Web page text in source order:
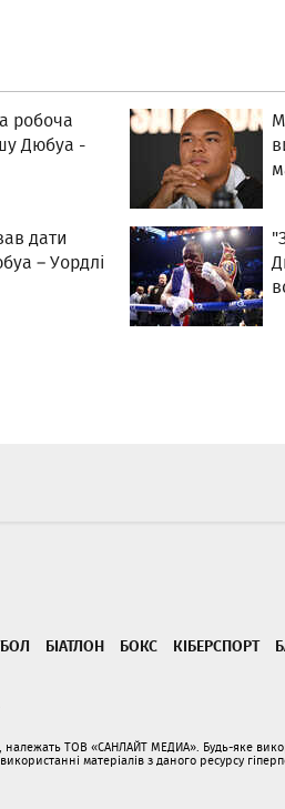
робоча
Дюбуа -
дати
– Уордлі
БІАТЛОН БОКС КІБЕРСПОРТ
належать ТОВ «САНЛАЙТ МЕДИА». Будь-яке
матеріалів з даного ресурсу